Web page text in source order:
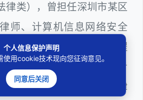
律类），曾担任深圳市某区
师、计算机信息网络安全
开发和WEB服务器维护工程
悉网络游戏领域涉及到的专
则，颇为擅长网络游戏法律
个人信息保护声明
使用cookie技术现向您征询意见。
同意后关闭